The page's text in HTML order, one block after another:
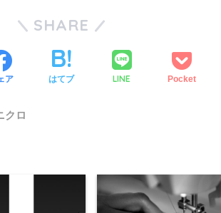
SHARE
ア はてブ LINE Pocket
クロ